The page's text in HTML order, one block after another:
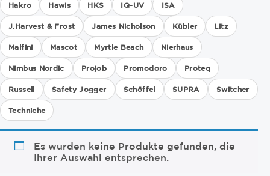
Hakro Hawis HKS IQ-UV ISA
J.Harvest & Frost James Nicholson Kübler Litz
Malfini Mascot Myrtle Beach Nierhaus
Nimbus Nordic Projob Promodoro Proteq
Russell Safety Jogger Schöffel SUPRA Switcher
Techniche
Es wurden keine Produkte gefunden, die
Ihrer Auswahl entsprechen.